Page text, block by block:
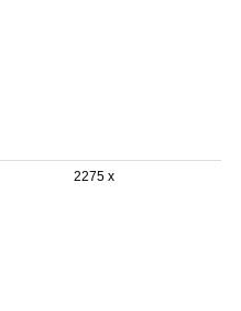
2275 x